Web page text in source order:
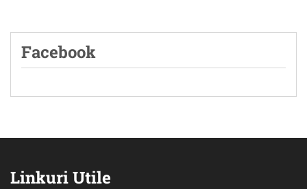
Facebook
Linkuri Utile